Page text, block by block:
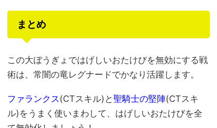
まとめ
この大ぼうぎょではげしいおたけびを無効にする戦
術は、常闇の竜レグナードでかなり活躍します。
ファランクス (CTスキル)と聖騎士の堅陣(CTスキ
ル)をうまく使いまわして、はげしいおたけびを全